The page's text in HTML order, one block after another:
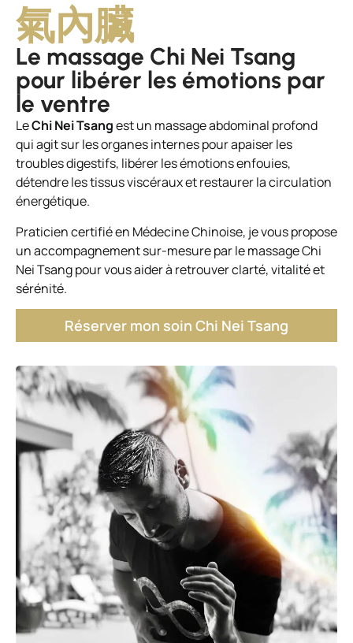
氣內臟
Le massage Chi Nei Tsang
pour libérer les émotions par
le ventre
LeChi Nei Tsangest un massage abdominal profond
qui agit sur les organes internes pour apaiser les
troubles digestifs, libérer les émotions enfouies,
détendre les tissus viscéraux et restaurer la circulation
énergétique.
Praticien certifié en Médecine Chinoise, je vous propose
un accompagnement sur-mesure par le massage Chi
Nei Tsang pour vous aider à retrouver clarté, vitalité et
sérénité.
Réserver mon soin Chi Nei Tsang